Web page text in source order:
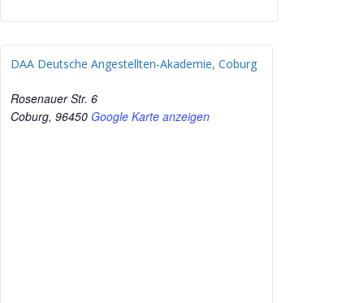
DAA Deutsche Angestellten-Akademie, Coburg
Rosenauer Str. 6
Coburg, 96450 Google Karte anzeigen